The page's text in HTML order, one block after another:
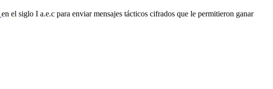
en el siglo I a.e.c para enviar mensajes tácticos cifrados que le permitieron ganar